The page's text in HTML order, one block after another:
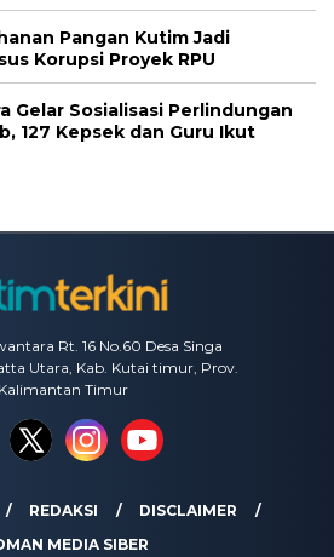
Pangan Kutim Jadi
Korupsi Proyek RPU
Gelar Sosialisasi Perlindungan
127 Kepsek dan Guru Ikut
Rt. 16 No.60 Desa Singa
Utara, Kab. Kutai timur, Prov.
Kalimantan Timur
REDAKSI
DISCLAIMER
MEDIA SIBER